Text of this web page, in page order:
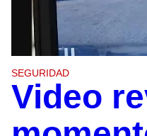
SEGURIDAD
Video